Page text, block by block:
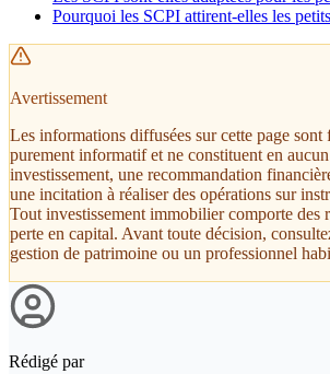
Pourquoi les SCPI attirent-elles les
Avertissement
Les informations diffusées sur cette page sont
purement informatif et ne constituent en
investissement, une recommandation
une incitation à réaliser des opérations sur
Tout investissement immobilier comporte des
perte en capital. Avant toute décision,
gestion de patrimoine ou un professionnel
Rédigé par